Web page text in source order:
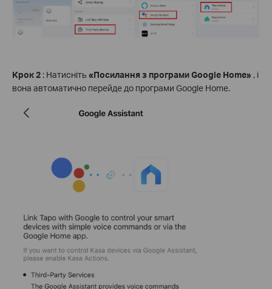
Крок 2 : Натисніть «Посилання з програми Google Home» , і
вона автоматично перейде до програми Google Home.